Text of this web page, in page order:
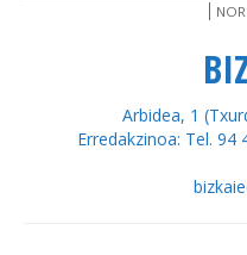
Arbidea, 1
Erredakzinoa: Tel. 94